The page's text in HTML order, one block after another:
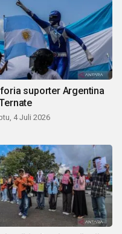
suporter Argentina
4 Juli 2026